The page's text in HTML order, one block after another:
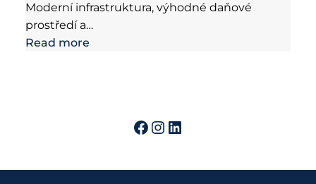
Moderní infrastruktura, výhodné daňové
prostředí a…
Read more